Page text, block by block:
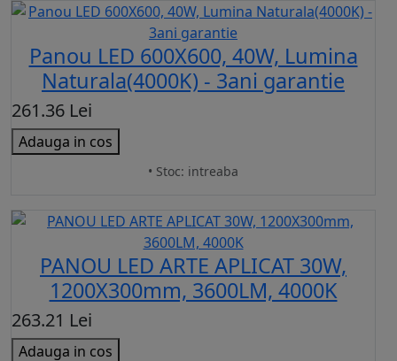
Panou LED 600X600, 40W, Lumina
Naturala(4000K) - 3ani garantie
261.36 Lei
Adauga in cos
• Stoc: intreaba
PANOU LED ARTE APLICAT 30W,
1200X300mm, 3600LM, 4000K
263.21 Lei
Adauga in cos